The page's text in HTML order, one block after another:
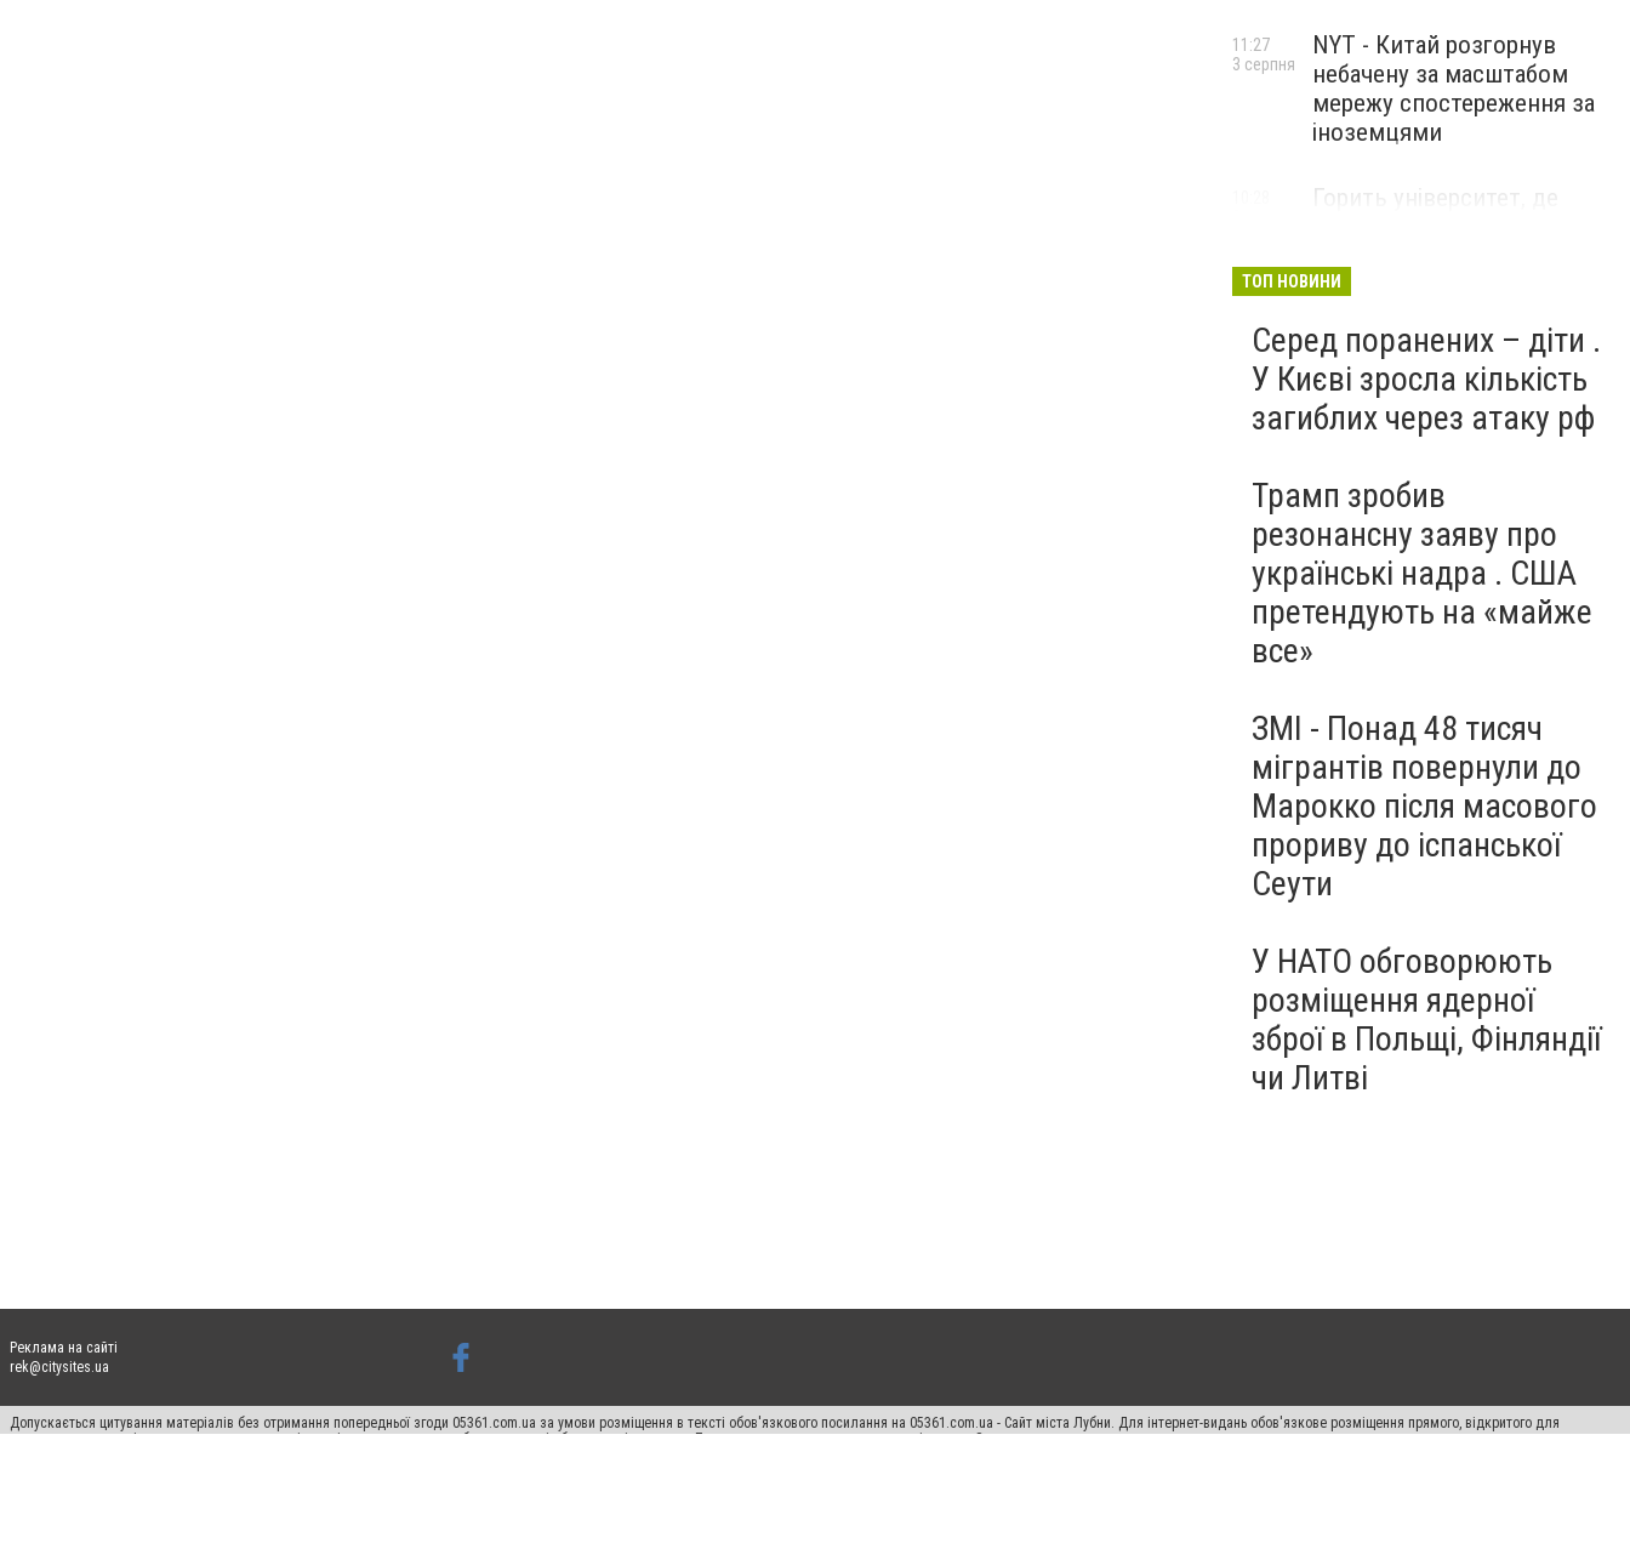
NYT - Китай розгорнув
небачену за масштабом
мережу спостереження за
іноземцями
11:27
3 серпня
Горить університет, де
ТОП НОВИНИ
Серед поранених – діти .
У Києві зросла кількість
загиблих через атаку рф
Трамп зробив
резонансну заяву про
українські надра . США
претендують на «майже
все»
ЗМІ - Понад 48 тисяч
мігрантів повернули до
Марокко після масового
прориву до іспанської
Сеути
У НАТО обговорюють
розміщення ядерної
зброї в Польщі, Фінляндії
чи Литві
Реклама на сайті
rek@citysites.ua
Допускається цитування матеріалів без отримання попередньої згоди 05361.com.ua за умови розміщення в тексті обов'язкового посилання на 05361.com.ua - Сайт міста Лубни. Для інтернет-видань обов'язкове розміщення прямого, відкритого для
пошукових систем гіперпосилання на цитовані статті не нижче другого абзацу в тексті або в якості джерела. Порушення виняткових прав переслідується Законом.